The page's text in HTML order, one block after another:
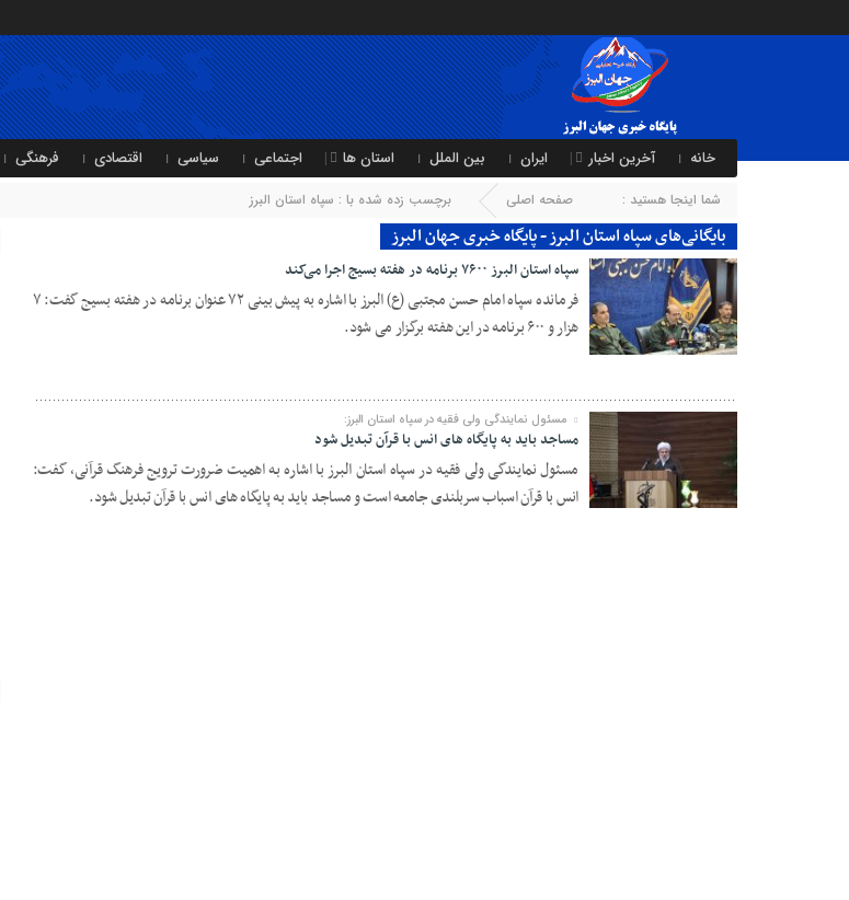
خانه آخرین اخبار ایران بین الملل استان ها اجتماعی سیاسی اقتصادی فرهنگی
شما اینجا هستید : صفحه اصلی برچسب زده شده با : سپاه استان البرز
بایگانی‌های سپاه استان البرز - پایگاه خبری جهان البرز
18 نوامبر 2024
سپاه استان البرز ۷۶۰۰ برنامه در هفته بسیج اجرا می‌کند
فرمانده سپاه امام حسن مجتبی (ع) البرز با اشاره به پیش بینی ۷۲ عنوان برنامه در هفته بسیج گفت: ۷
هزار و ۶۰۰ برنامه در این هفته برگزار می شود.
12 آگوست 2024
مسئول نمایندگی ولی فقیه در سپاه استان البرز:
مساجد باید به پایگاه های انس با قرآن تبدیل شود
مسئول نمایندگی ولی فقیه در سپاه استان البرز با اشاره به اهمیت ضرورت ترویج فرهنگ قرآنی، گفت:
انس با قرآن اسباب سربلندی جامعه است و مساجد باید به پایگاه های انس با قرآن تبدیل شود.